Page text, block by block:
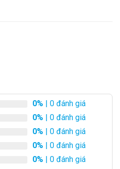
0% | 0 đánh giá
0% | 0 đánh giá
0% | 0 đánh giá
0% | 0 đánh giá
0% | 0 đánh giá